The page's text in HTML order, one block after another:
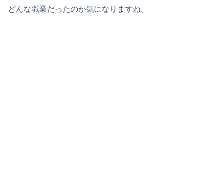
どんな職業だったのか気になりますね。